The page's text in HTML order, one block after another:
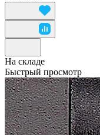
На складе
Быстрый просмотр